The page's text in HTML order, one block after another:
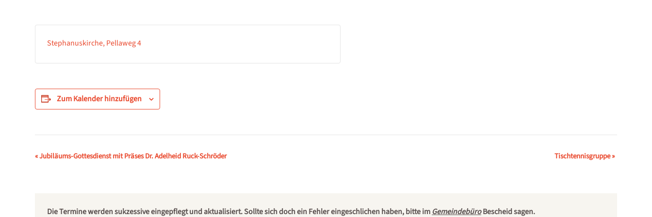
Stephanuskirche, Pellaweg 4
Zum Kalender hinzufügen
Veranstaltung-
«Jubiläums-Gottesdienst mit Präses Dr. Adelheid Ruck-Schröder Tischtennisgruppe»
Die Termine werden sukzessive eingepflegt und aktualisiert. Sollte sich doch ein Fehler eingeschlichen haben, bitte im GemeindebüroBescheid sagen.